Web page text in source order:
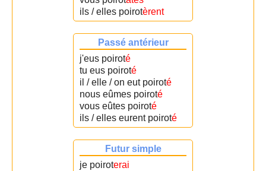
ils / elles poirotèrent
Passé antérieur
j'eus poiroté
tu eus poiroté
il / elle / on eut poiroté
nous eûmes poiroté
vous eûtes poiroté
ils / elles eurent poiroté
Futur simple
je poiroterai